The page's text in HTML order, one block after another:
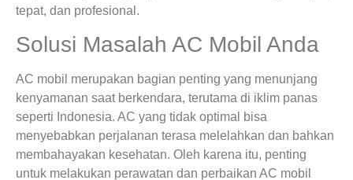
tepat, dan profesional.
Solusi Masalah AC Mobil Anda
AC mobil merupakan bagian penting yang menunjang
kenyamanan saat berkendara, terutama di iklim panas
seperti Indonesia. AC yang tidak optimal bisa
menyebabkan perjalanan terasa melelahkan dan bahkan
membahayakan kesehatan. Oleh karena itu, penting
untuk melakukan perawatan dan perbaikan AC mobil